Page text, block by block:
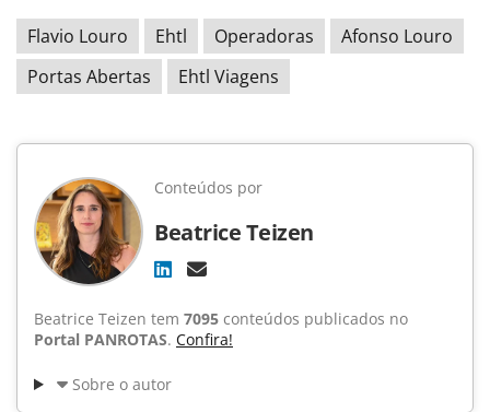
Flavio Louro Ehtl Operadoras
Afonso Louro
Portas Abertas
Ehtl Viagens
Conteúdos por
Beatrice Teizen
Beatrice Teizen tem 7095 conteúdos publicados no
Portal PANROTAS. Confira!
Sobre o autor